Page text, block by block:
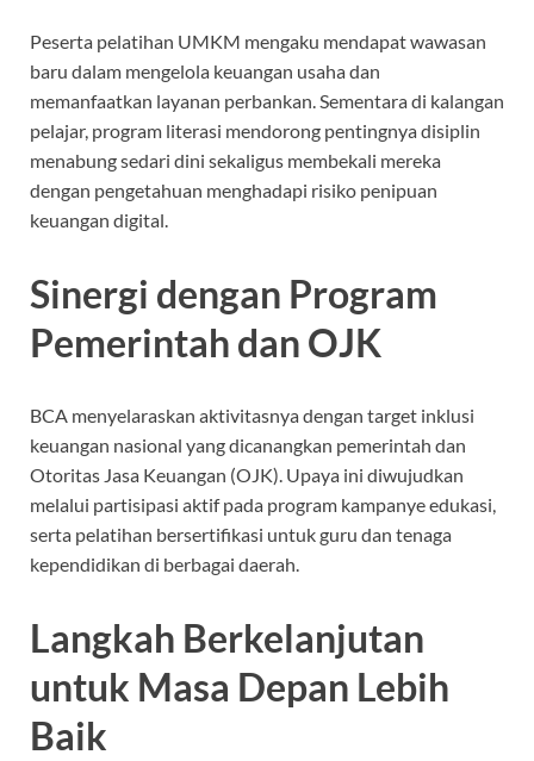
Peserta pelatihan UMKM mengaku mendapat wawasan
baru dalam mengelola keuangan usaha dan
memanfaatkan layanan perbankan. Sementara di kalangan
pelajar, program literasi mendorong pentingnya disiplin
menabung sedari dini sekaligus membekali mereka
dengan pengetahuan menghadapi risiko penipuan
keuangan digital.
Sinergi dengan Program
Pemerintah dan OJK
BCA menyelaraskan aktivitasnya dengan target inklusi
keuangan nasional yang dicanangkan pemerintah dan
Otoritas Jasa Keuangan (OJK). Upaya ini diwujudkan
melalui partisipasi aktif pada program kampanye edukasi,
serta pelatihan bersertifikasi untuk guru dan tenaga
kependidikan di berbagai daerah.
Langkah Berkelanjutan
untuk Masa Depan Lebih
Baik